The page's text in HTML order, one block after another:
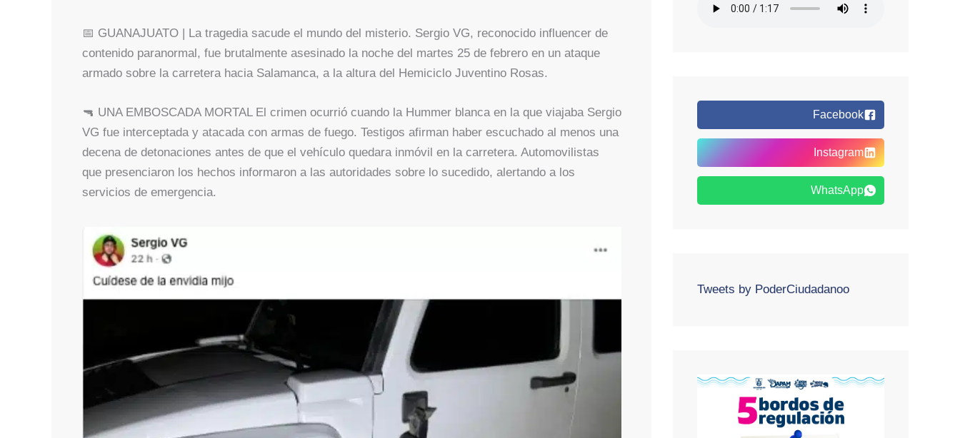
📅 GUANAJUATO | La tragedia sacude el mundo del misterio. Sergio VG, reconocido influencer de
contenido paranormal, fue brutalmente asesinado la noche del martes 25 de febrero en un ataque
armado sobre la carretera hacia Salamanca, a la altura del Hemiciclo Juventino Rosas.
🔫 UNA EMBOSCADA MORTAL El crimen ocurrió cuando la Hummer blanca en la que viajaba Sergio
VG fue interceptada y atacada con armas de fuego. Testigos afirman haber escuchado al menos una
decena de detonaciones antes de que el vehículo quedara inmóvil en la carretera. Automovilistas
que presenciaron los hechos informaron a las autoridades sobre lo sucedido, alertando a los
servicios de emergencia.
Facebook
Instagram
WhatsApp
Tweets by PoderCiudadanoo